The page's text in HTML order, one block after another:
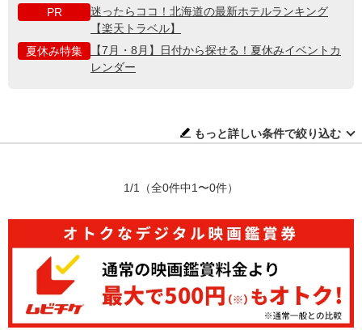
PR
迷ったらココ！北海道の最新ホテルランキング
【楽天トラベル】
夏休み特集
【7月・8月】日付から探せる！夏休みイベントカ
レンダー
もっと詳しい条件で絞り込む
1/1 （全0件中1〜0件）